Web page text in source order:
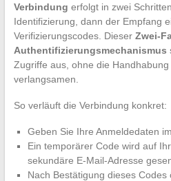
Verbindung erfolgt in zwei
Identifizierung, dann der Empfang
Verifizierungscodes. Dieser Zwei-
Authentifizierungsmechanismus
Zugriffe aus, ohne die
verlangsamen.
So verläuft die Verbindung konkret:
Geben Sie Ihre Anmeldedaten
Ein temporärer Code wird auf
sekundäre E-Mail-Adresse
Nach Bestätigung dieses